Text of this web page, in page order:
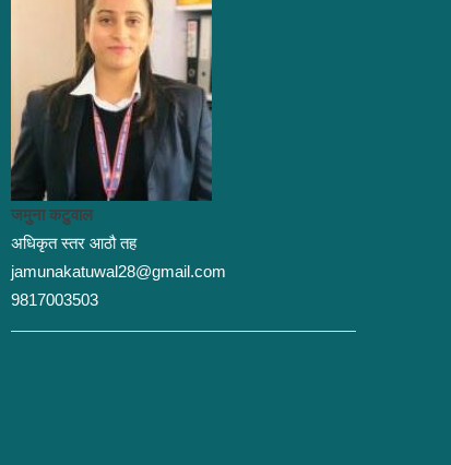
जमुना कटुवाल
अधिकृत स्तर आठौ तह
jamunakatuwal28@gmail.com
9817003503